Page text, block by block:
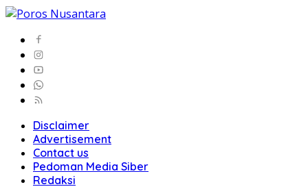
Disclaimer
Advertisement
Contact us
Pedoman Media Siber
Redaksi